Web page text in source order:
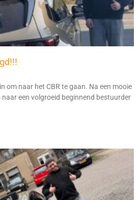
om naar het CBR te gaan. Na een mooie
een volgroeid beginnend bestuurder